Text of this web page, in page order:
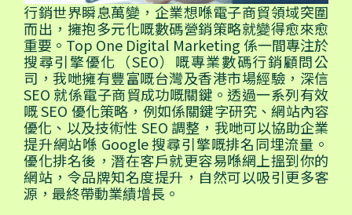
行銷世界瞬息萬變，企業想喺電子商貿領域突圍
而出，擁抱多元化嘅數碼營銷策略就變得愈來愈
重要。Top One Digital Marketing 係一間專注於
搜尋引擎優化（SEO）嘅專業數碼行銷顧問公
司，我哋擁有豐富嘅台灣及香港市場經驗，深信
SEO 就係電子商貿成功嘅關鍵。透過一系列有效
嘅 SEO 優化策略，例如係關鍵字研究、網站內容
優化、以及技術性 SEO 調整，我哋可以協助企業
提升網站喺 Google 搜尋引擎嘅排名同埋流量。
優化排名後，潛在客戶就更容易喺網上搵到你的
網站，令品牌知名度提升，自然可以吸引更多客
源，最終帶動業績增長。